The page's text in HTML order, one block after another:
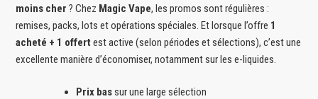
moins cher ? Chez Magic Vape, les promos sont régulières :
remises, packs, lots et opérations spéciales. Et lorsque l’offre 1
acheté + 1 offert est active (selon périodes et sélections), c’est une
excellente manière d’économiser, notamment sur les e-liquides.
Prix bassur une large sélection